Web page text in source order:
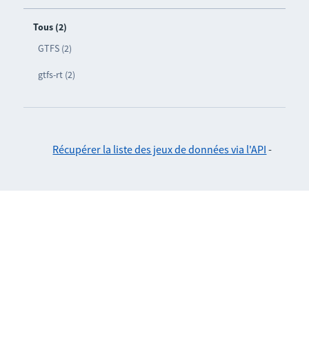
Tous (2)
GTFS (2)
gtfs-rt (2)
Récupérer la liste des jeux de données via l'API -